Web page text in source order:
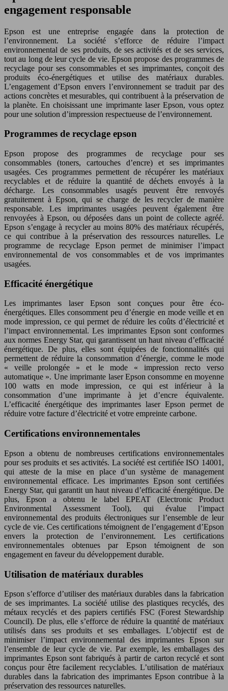
engagement responsable
Epson est une entreprise engagée dans la protection de
l’environnement. La société s’efforce de réduire l’impact
environnemental de ses produits, de ses activités et de ses services,
tout au long de leur cycle de vie. Epson propose des programmes de
recyclage pour ses consommables et ses imprimantes, conçoit des
produits éco-énergétiques et utilise des matériaux durables.
L’engagement d’Epson envers l’environnement se traduit par des
actions concrètes et mesurables, qui contribuent à la préservation de
la planète. En choisissant une imprimante laser Epson, vous optez
pour une solution d’impression respectueuse de l’environnement.
Programmes de recyclage epson
Epson propose des programmes de recyclage pour ses
consommables (toners, cartouches d’encre) et ses imprimantes
usagées. Ces programmes permettent de récupérer les matériaux
recyclables et de réduire la quantité de déchets envoyés à la
décharge. Les consommables usagés peuvent être renvoyés
gratuitement à Epson, qui se charge de les recycler de manière
responsable. Les imprimantes usagées peuvent également être
renvoyées à Epson, ou déposées dans un point de collecte agréé.
Epson s’engage à recycler au moins 80% des matériaux récupérés,
ce qui contribue à la préservation des ressources naturelles. Le
programme de recyclage Epson permet de minimiser l’impact
environnemental de vos consommables et de vos imprimantes
usagées.
Efficacité énergétique
Les imprimantes laser Epson sont conçues pour être éco-
énergétiques. Elles consomment peu d’énergie en mode veille et en
mode impression, ce qui permet de réduire les coûts d’électricité et
l’impact environnemental. Les imprimantes Epson sont conformes
aux normes Energy Star, qui garantissent un haut niveau d’efficacité
énergétique. De plus, elles sont équipées de fonctionnalités qui
permettent de réduire la consommation d’énergie, comme le mode
« veille prolongée » et le mode « impression recto verso
automatique ». Une imprimante laser Epson consomme en moyenne
100 watts en mode impression, ce qui est inférieur à la
consommation d’une imprimante à jet d’encre équivalente.
L’efficacité énergétique des imprimantes laser Epson permet de
réduire votre facture d’électricité et votre empreinte carbone.
Certifications environnementales
Epson a obtenu de nombreuses certifications environnementales
pour ses produits et ses activités. La société est certifiée ISO 14001,
qui atteste de la mise en place d’un système de management
environnemental efficace. Les imprimantes Epson sont certifiées
Energy Star, qui garantit un haut niveau d’efficacité énergétique. De
plus, Epson a obtenu le label EPEAT (Electronic Product
Environmental Assessment Tool), qui évalue l’impact
environnemental des produits électroniques sur l’ensemble de leur
cycle de vie. Ces certifications témoignent de l’engagement d’Epson
envers la protection de l’environnement. Les certifications
environnementales obtenues par Epson témoignent de son
engagement en faveur du développement durable.
Utilisation de matériaux durables
Epson s’efforce d’utiliser des matériaux durables dans la fabrication
de ses imprimantes. La société utilise des plastiques recyclés, des
métaux recyclés et des papiers certifiés FSC (Forest Stewardship
Council). De plus, elle s’efforce de réduire la quantité de matériaux
utilisés dans ses produits et ses emballages. L’objectif est de
minimiser l’impact environnemental des imprimantes Epson sur
l’ensemble de leur cycle de vie. Par exemple, les emballages des
imprimantes Epson sont fabriqués à partir de carton recyclé et sont
conçus pour être facilement recyclables. L’utilisation de matériaux
durables dans la fabrication des imprimantes Epson contribue à la
préservation des ressources naturelles.